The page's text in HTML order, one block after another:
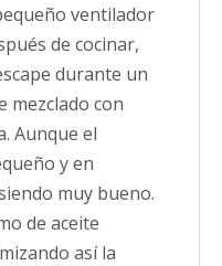
ventilador
de cocinar,
durante un
mezclado con
Aunque el
y en
muy bueno.
de aceite
así la